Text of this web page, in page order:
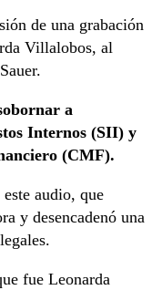
de una grabación
Villalobos, al
a
Internos (SII) y
(CMF).
audio, que
y desencadenó una
fue Leonarda